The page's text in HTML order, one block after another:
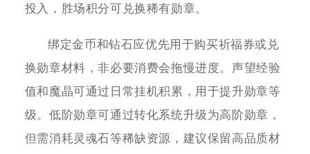
投入，胜场积分可兑换稀有勋章。
绑定金币和钻石应优先用于购买祈福券或兑
换勋章材料，非必要消费会拖慢进度。声望经验
值和魔晶可通过日常挂机积累，用于提升勋章等
级。低阶勋章可通过转化系统升级为高阶勋章，
但需消耗灵魂石等稀缺资源，建议保留高品质材